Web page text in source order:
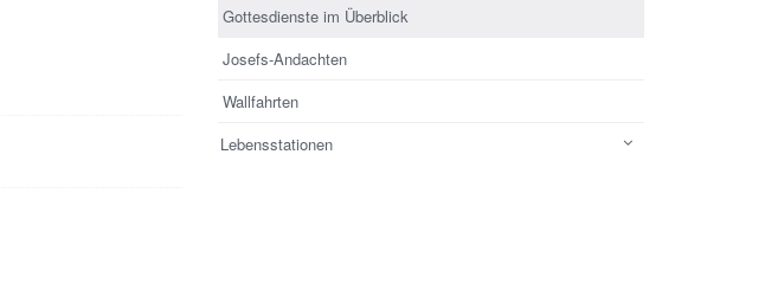
Gottesdienste im Überblick
Josefs-Andachten
Wallfahrten
Lebensstationen